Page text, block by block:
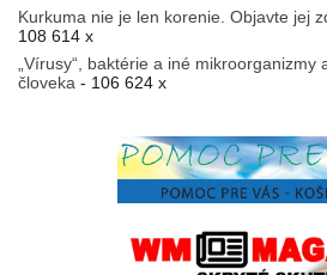
Kurkuma nie je len korenie. Objavte jej
108 614 x
„Vírusy“, baktérie a iné mikroorganizmy
človeka - 106 624 x